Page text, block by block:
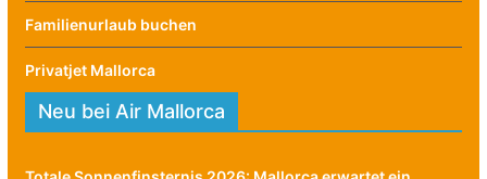
Familienurlaub buchen
Privatjet Mallorca
Neu bei Air Mallorca